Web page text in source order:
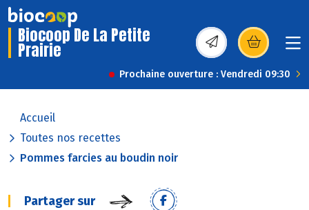
Biocoop De La Petite
Prairie (s’ouvre dans une
Prochaine ouverture : Vendredi 09:30
Accueil
Toutes nos recettes
Pommes farcies au boudin noir
Partager sur